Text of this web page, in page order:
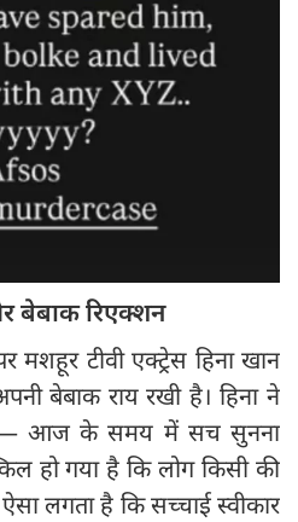
बेबाक रिएक्शन
टीवी एक्ट्रेस हिना खान
बेबाक राय रखी है। हिना ने
आज के समय में सच सुनना
हो गया है कि लोग किसी की
लगता है कि सच्चाई स्वीकार